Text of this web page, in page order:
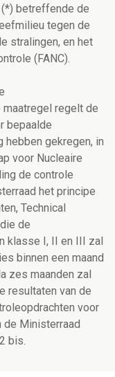
betreffende de
tegen de
stralingen, en het
(FANC).
maatregel regelt de
bepaalde
hebben gekregen, in
voor Nucleaire
de controle
het principe
Technical
de
klasse I, II en III zal
binnen een maand
zes maanden zal
resultaten van de
voor
de Ministerraad
bis.